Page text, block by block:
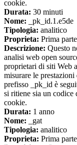
cookie.
Durata: 30 minuti
Nome: _pk_id.1.e5de
Tipologia: analitico
Proprieta: Prima parte
Descrizione: Questo
analisi web open
proprietari di siti Web
misurare le
prefisso _pk_id è
si ritiene sia un
cookie.
Durata: 1 anno
Nome: _gat
Tipologia: analitico
Proprieta: Prima parte